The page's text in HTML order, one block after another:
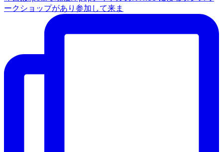
ークショップがあり参加して来ま